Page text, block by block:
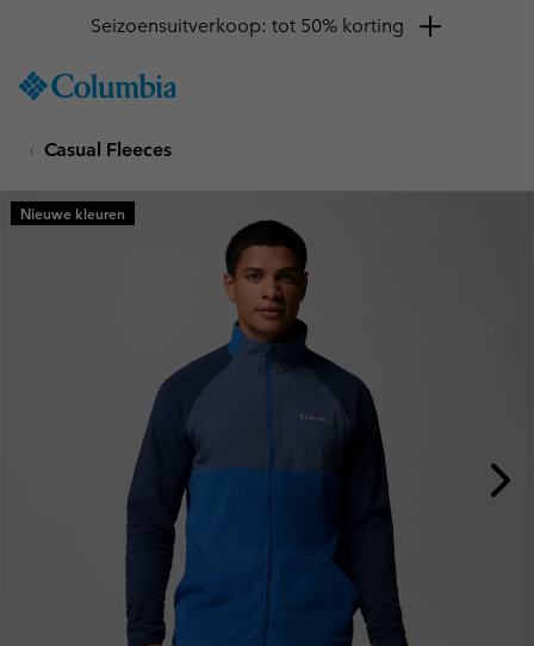
TO
SKIP
MAIN
NAV
Seizoensuitverkoop: tot 50% korting
Casual Fleeces
Nieuwe kleuren